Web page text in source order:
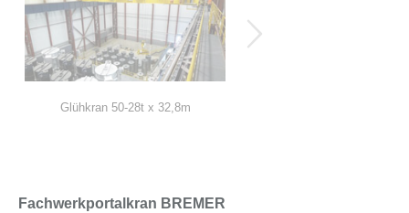
Glühkran 50-28t x 32,8m
Fachwerkportalkran BREMER